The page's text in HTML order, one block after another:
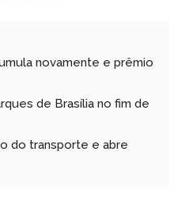
novamente e prêmio
de Brasília no fim de
do transporte e abre